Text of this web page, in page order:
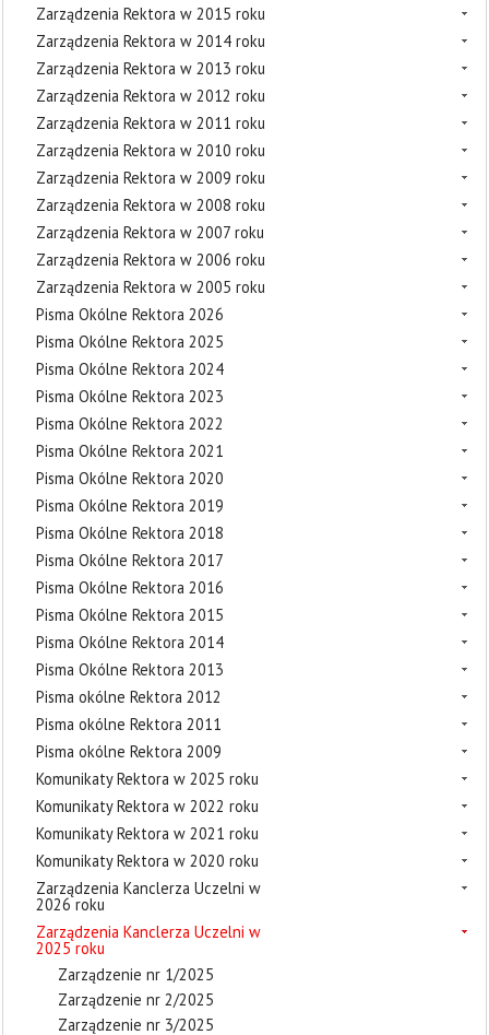
Zarządzenia Rektora w 2015 roku
Zarządzenia Rektora w 2014 roku
Zarządzenia Rektora w 2013 roku
Zarządzenia Rektora w 2012 roku
Zarządzenia Rektora w 2011 roku
Zarządzenia Rektora w 2010 roku
Zarządzenia Rektora w 2009 roku
Zarządzenia Rektora w 2008 roku
Zarządzenia Rektora w 2007 roku
Zarządzenia Rektora w 2006 roku
Zarządzenia Rektora w 2005 roku
Pisma Okólne Rektora 2026
Pisma Okólne Rektora 2025
Pisma Okólne Rektora 2024
Pisma Okólne Rektora 2023
Pisma Okólne Rektora 2022
Pisma Okólne Rektora 2021
Pisma Okólne Rektora 2020
Pisma Okólne Rektora 2019
Pisma Okólne Rektora 2018
Pisma Okólne Rektora 2017
Pisma Okólne Rektora 2016
Pisma Okólne Rektora 2015
Pisma Okólne Rektora 2014
Pisma Okólne Rektora 2013
Pisma okólne Rektora 2012
Pisma okólne Rektora 2011
Pisma okólne Rektora 2009
Komunikaty Rektora w 2025 roku
Komunikaty Rektora w 2022 roku
Komunikaty Rektora w 2021 roku
Komunikaty Rektora w 2020 roku
Zarządzenia Kanclerza Uczelni w
2026 roku
Zarządzenia Kanclerza Uczelni w
2025 roku
Zarządzenie nr 1/2025
Zarządzenie nr 2/2025
Zarządzenie nr 3/2025